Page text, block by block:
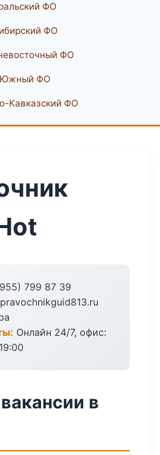
ФО
ФО
ФО
Южный ФО
Кавказский ФО
799 87 39
Онлайн 24/7, офис:
в